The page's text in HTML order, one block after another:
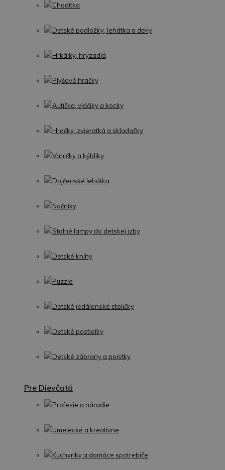
Chodítka
Detské podložky, lehátka a deky
Hrkálky, hryzadlá
Plyšové hračky
Autíčka, vláčiky a kocky
Hračky, zvieratká a skladačky
Vaničky a kýbliky
Dojčenské lehátka
Nočníky
Stolné lampy do detskej izby
Detské knihy
Puzzle
Detské jedálenské stoličky
Detské postieľky
Detské zábrany a poistky
Pre Dievčatá
Profesie a náradie
Umelecké a kreatívne
Kuchynky a domáce spotrebiče